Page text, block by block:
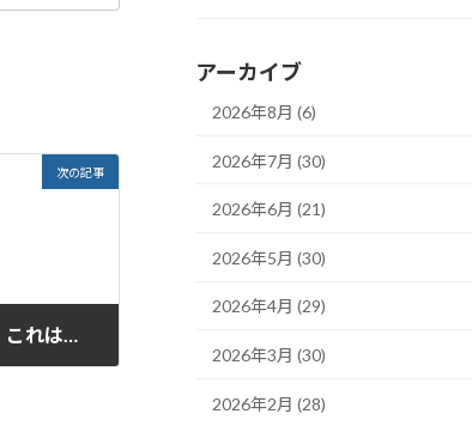
次の記事
アーカイブ
2026年8月 (6)
2026年7月 (30)
2026年6月 (21)
2026年5月 (30)
2026年4月 (29)
2026年3月 (30)
2026年2月 (28)